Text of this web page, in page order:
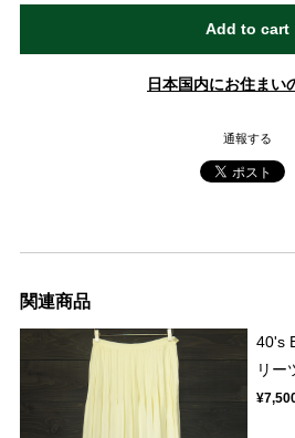
Add to cart
日本国内にお住まい
通報する
関連商品
40's
リー